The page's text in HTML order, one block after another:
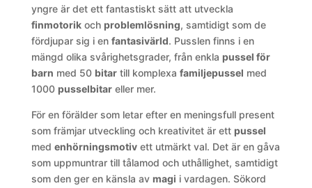
yngre är det ett fantastiskt sätt att utveckla
finmotorikoch problemlösning, samtidigt som de
fördjupar sig i en fantasivärld. Pusslen finns i en
mängd olika svårighetsgrader, från enkla pussel för
barn med 50 bitartill komplexa familjepussel med
1000 pusselbitareller mer.
För en förälder som letar efter en meningsfull present
som främjar utveckling och kreativitet är ett pussel
med enhörningsmotivett utmärkt val. Det är en gåva
som uppmuntrar till tålamod och uthållighet, samtidigt
som den ger en känsla av magi i vardagen. Sökord